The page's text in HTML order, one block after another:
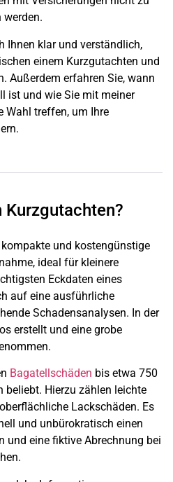
werden.
Ihnen klar und verständlich,
einem Kurzgutachten und
Außerdem erfahren Sie, wann
ist und wie Sie mit meiner
Wahl treffen, um Ihre
Kurzgutachten?
und kostengünstige
ideal für kleinere
Eckdaten eines
auf eine ausführliche
Schadensanalysen. In der
erstellt und eine grobe
Bagatellschäden bis etwa 750
beliebt. Hierzu zählen leichte
Lackschäden. Es
und unbürokratisch einen
und eine fiktive Abrechnung bei